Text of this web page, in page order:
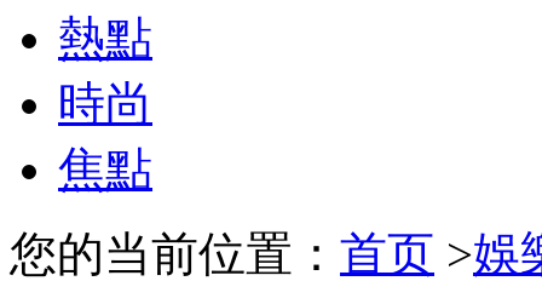
熱點
時尚
焦點
您的当前位置： 首页 >娛